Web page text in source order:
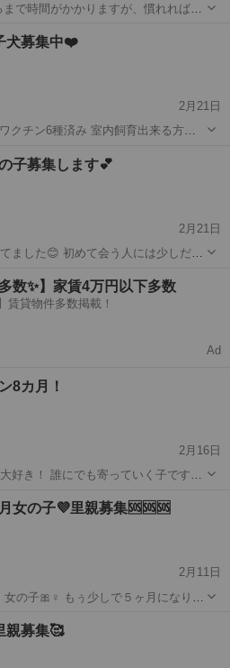
で時間がかかりますが、慣れればペ
ぼ初心者です。ゆっくり慣らしてい
が変...
その他
犬募集中❤️
2月21日
。 独身者と高齢者の方はご遠慮下さ
その他 ワクチン
子募集します💕
2月21日
ました😊 初めて会う人には少しだけ
絡下さい よろしくお願いします🙇‍♂️⤵️
駅 その他 男の子
数✨】家賃4万円以下多数
賃貸物件多数掲載！
Ad
8カ月！
2月16日
好き！ 誰にでも寄っていく子です。
その他 性格
女の子💜里親募集🆘️🆘️🆘️
2月11日
駅 その他
親募集🥰